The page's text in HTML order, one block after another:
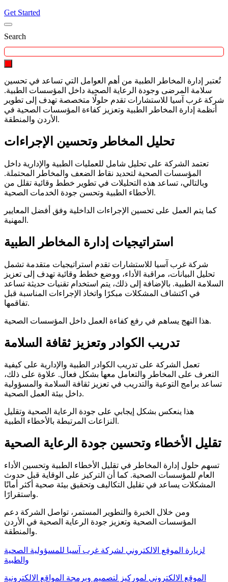
Get Started
Search
تُعتبر إدارة المخاطر الطبية من أهم العوامل التي تساعد في تحسين
سلامة المرضى وجودة الرعاية الصحية داخل المؤسسات الطبية.
شركة غرب آسيا للاستشارات تقدم حلولًا متخصصة تهدف إلى تطوير
أنظمة إدارة المخاطر الطبية وتعزيز كفاءة المؤسسات الصحية في
الأردن والمنطقة.
تحليل المخاطر وتحسين الإجراءات
تعتمد الشركة على تحليل شامل للعمليات الطبية والإدارية داخل
المؤسسات الصحية لتحديد نقاط الضعف والمخاطر المحتملة.
وبالتالي، تساعد هذه التحليلات في تطوير خطط وقائية تقلل من
الأخطاء الطبية وتحسن جودة الخدمات الصحية.
كما يتم العمل على تحسين الإجراءات الداخلية وفق أفضل المعايير
المهنية.
استراتيجيات إدارة المخاطر الطبية
شركة غرب آسيا للاستشارات تقدم استراتيجيات متقدمة تشمل
تحليل البيانات، مراقبة الأداء، ووضع خطط وقائية تهدف إلى تعزيز
السلامة الطبية. بالإضافة إلى ذلك، يتم استخدام تقنيات حديثة تساعد
في اكتشاف المشكلات مبكرًا واتخاذ الإجراءات المناسبة قبل
تفاقمها.
هذا النهج يساهم في رفع كفاءة العمل داخل المؤسسات الصحية.
تدريب الكوادر وتعزيز ثقافة السلامة
تعمل الشركة على تدريب الكوادر الطبية والإدارية على كيفية
التعرف على المخاطر والتعامل معها بشكل فعال. علاوة على ذلك،
تساعد برامج التوعية والتدريب في تعزيز ثقافة السلامة والمسؤولية
داخل بيئة العمل الصحية.
هذا ينعكس بشكل إيجابي على جودة الرعاية الصحية وتقليل
النزاعات المرتبطة بالأخطاء الطبية.
تقليل الأخطاء وتحسين جودة الرعاية الصحية
تسهم حلول إدارة المخاطر في تقليل الأخطاء الطبية وتحسين الأداء
العام للمؤسسات الصحية. كما أن التركيز على الوقاية قبل حدوث
المشكلات يساعد في تقليل التكاليف وتحقيق بيئة صحية أكثر أمانًا
واستقرارًا.
ومن خلال الخبرة والتطوير المستمر، تواصل الشركة دعم
المؤسسات الصحية وتعزيز جودة الرعاية الصحية في الأردن
والمنطقة.
لزيارة الموقع الالكتروني لشركة غرب آسيا للمسؤولية الصحية
والطبية
الموقع الالكتروني لموركيز لتصميم وبرمجة المواقع الالكترونية